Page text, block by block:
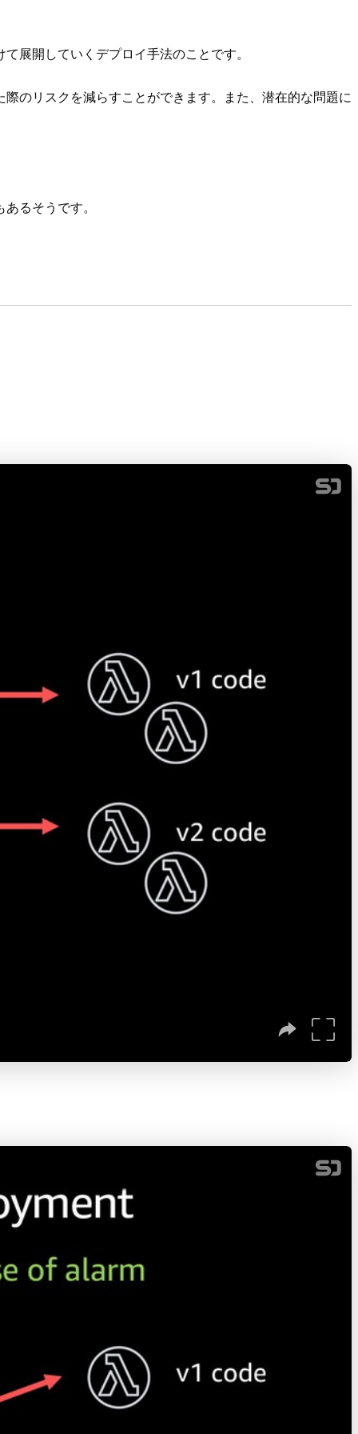
展開していくデプロイ手法のことです。
のリスクを減らすことができます。また、潜在的な問題に
るそうです。